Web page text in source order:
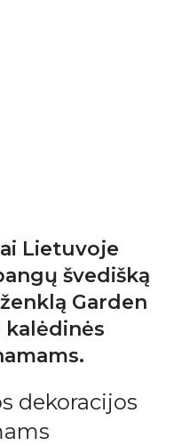
Lietuvoje
švedišką
Garden
dekoracijos